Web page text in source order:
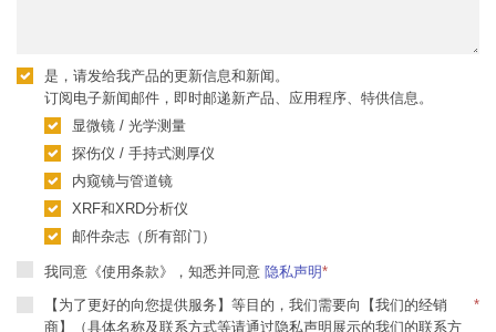
是，请发给我产品的更新信息和新闻。
订阅电子新闻邮件，即时邮递新产品、应用程序、特供信息。
显微镜 / 光学测量
探伤仪 / 手持式测厚仪
内窥镜与管道镜
XRF和XRD分析仪
邮件杂志（所有部门）
我同意《使用条款》，知悉并同意 隐私声明*
【为了更好的向您提供服务】等目的，我们需要向【我们的经销
商】（具体名称及联系方式等请通过隐私声明展示的我们的联系方
*